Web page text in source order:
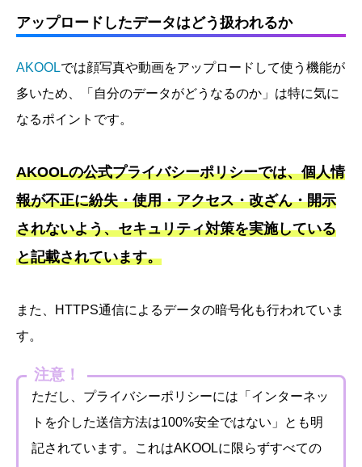
アップロードしたデータはどう扱われるか
AKOOLでは顔写真や動画をアップロードして使う機能が
多いため、「自分のデータがどうなるのか」は特に気に
なるポイントです。
AKOOLの公式プライバシーポリシーでは、個人情
報が不正に紛失・使用・アクセス・改ざん・開示
されないよう、セキュリティ対策を実施している
と記載されています。
また、HTTPS通信によるデータの暗号化も行われていま
す。
注意！
ただし、プライバシーポリシーには「インターネッ
トを介した送信方法は100%安全ではない」とも明
記されています。これはAKOOLに限らずすべての